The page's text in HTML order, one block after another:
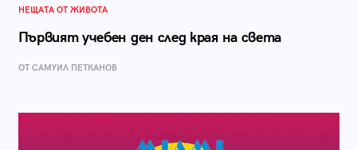
НЕЩАТА ОТ ЖИВОТА
Първият учебен ден след края на света
ОТ САМУИЛ ПЕТКАНОВ